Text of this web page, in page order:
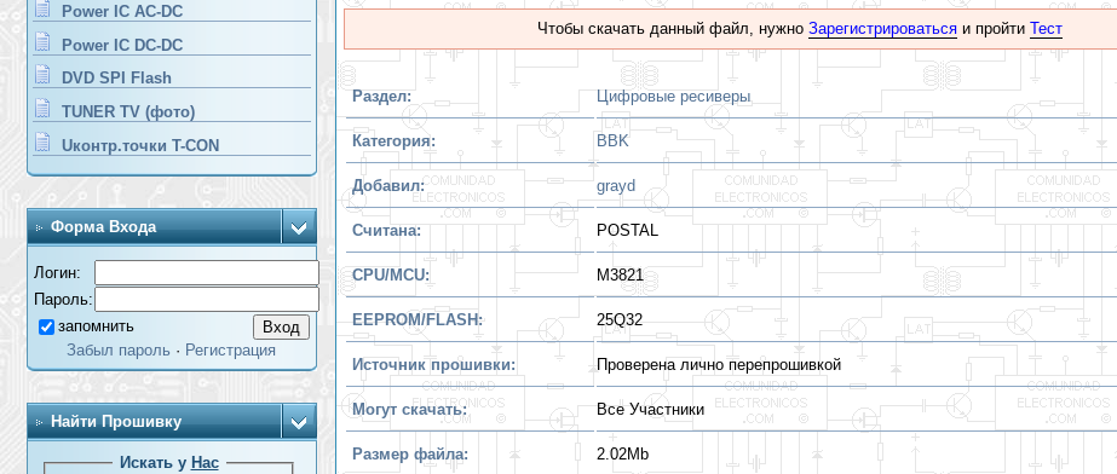
Power IC AC-DC
Power IC DC-DC
DVD SPI Flash
TUNER TV (фото)
Uконтр.точки T-CON
Форма Входа
Логин:
Пароль:
запомнить
Забыл пароль · Регистрация
Найти Прошивку
Искать у Нас
Чтобы скачать данный файл, нужно Зарегистрироватьсяи пройти Тест
Раздел: Цифровые ресиверы
Категория: BBK
Добавил: grayd
Считана: POSTAL
CPU/MCU: M3821
EEPROM/FLASH: 25Q32
Источник прошивки: Проверена лично перепрошивкой
Могут скачать: Все Участники
Размер файла: 2.02Mb